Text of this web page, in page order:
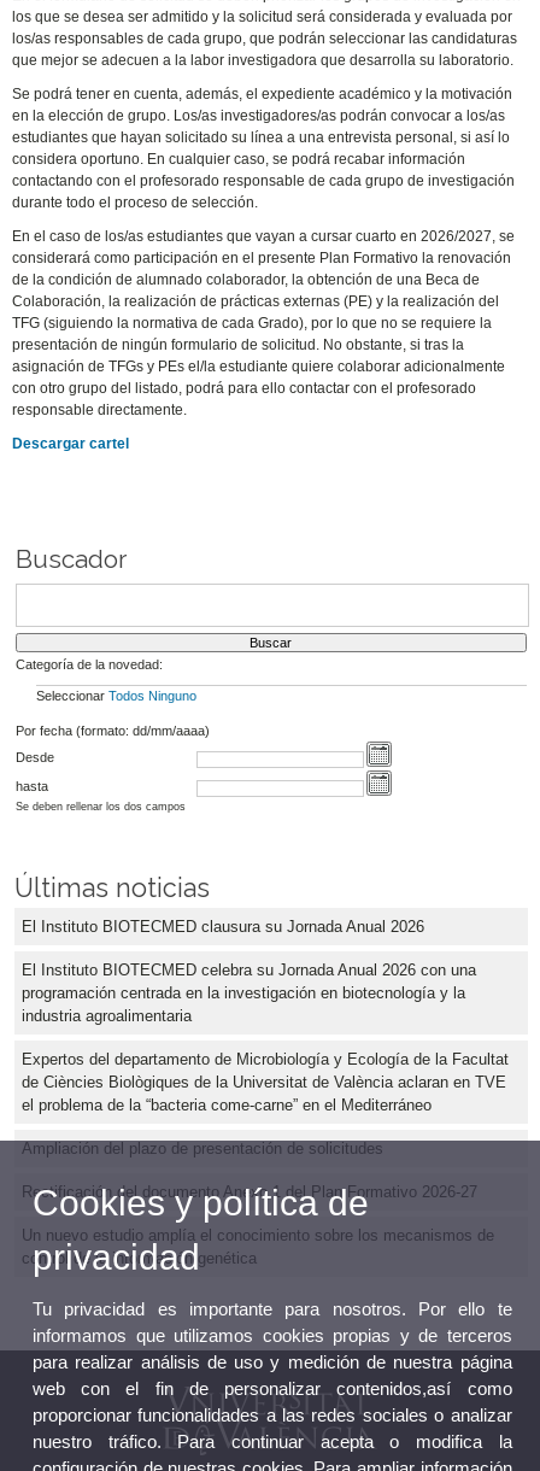
los que se desea ser admitido y la solicitud será considerada y evaluada por
los/as responsables de cada grupo, que podrán seleccionar las candidaturas
que mejor se adecuen a la labor investigadora que desarrolla su laboratorio.
Se podrá tener en cuenta, además, el expediente académico y la motivación
en la elección de grupo. Los/as investigadores/as podrán convocar a los/as
estudiantes que hayan solicitado su línea a una entrevista personal, si así lo
considera oportuno. En cualquier caso, se podrá recabar información
contactando con el profesorado responsable de cada grupo de investigación
durante todo el proceso de selección.
En el caso de los/as estudiantes que vayan a cursar cuarto en 2026/2027, se
considerará como participación en el presente Plan Formativo la renovación
de la condición de alumnado colaborador, la obtención de una Beca de
Colaboración, la realización de prácticas externas (PE) y la realización del
TFG (siguiendo la normativa de cada Grado), por lo que no se requiere la
presentación de ningún formulario de solicitud. No obstante, si tras la
asignación de TFGs y PEs el/la estudiante quiere colaborar adicionalmente
con otro grupo del listado, podrá para ello contactar con el profesorado
responsable directamente.
Descargar cartel
Buscador
Categoría de la novedad:
Seleccionar Todos Ninguno
Por fecha (formato: dd/mm/aaaa)
Desde
hasta
Se deben rellenar los dos campos
Últimas noticias
El Instituto BIOTECMED clausura su Jornada Anual 2026
El Instituto BIOTECMED celebra su Jornada Anual 2026 con una
programación centrada en la investigación en biotecnología y la
industria agroalimentaria
Expertos del departamento de Microbiología y Ecología de la Facultat
de Ciències Biològiques de la Universitat de València aclaran en TVE
el problema de la “bacteria come-carne” en el Mediterráneo
Ampliación del plazo de presentación de solicitudes
Rectificación del documento Anexo 1 del Plan Formativo 2026-27
Un nuevo estudio amplía el conocimiento sobre los mecanismos de
control de la información genética
Cookies y política de
privacidad
Tu privacidad es importante para nosotros. Por ello te
informamos que utilizamos cookies propias y de terceros
para realizar análisis de uso y medición de nuestra página
web con el fin de personalizar contenidos,así como
proporcionar funcionalidades a las redes sociales o analizar
nuestro tráfico. Para continuar acepta o modifica la